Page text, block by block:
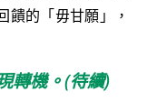
饋的「毋甘願」，
轉機。(待續)